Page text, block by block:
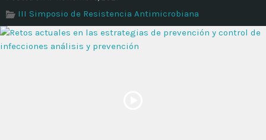
Time
III Simposio de Resistencia Antimicrobiana